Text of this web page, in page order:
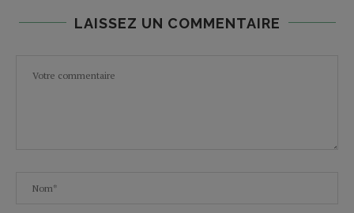
LAISSEZ UN COMMENTAIRE